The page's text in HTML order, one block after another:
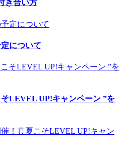
き合い方
定について
そLEVEL UP!キャンペーン ”を